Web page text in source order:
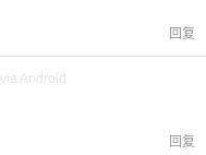
回复
via Android
回复